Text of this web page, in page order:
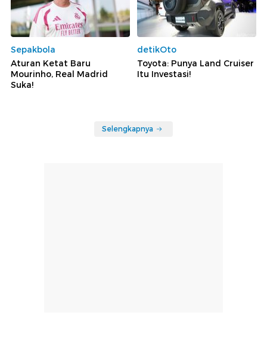
Sepakbola
Aturan Ketat Baru
Mourinho, Real Madrid
Suka!
detikOto
Toyota: Punya Land Cruiser
Itu Investasi!
Selengkapnya